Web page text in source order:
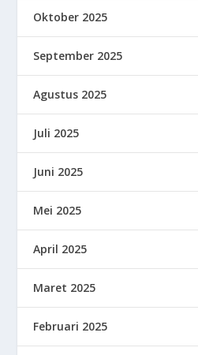
Oktober 2025
September 2025
Agustus 2025
Juli 2025
Juni 2025
Mei 2025
April 2025
Maret 2025
Februari 2025